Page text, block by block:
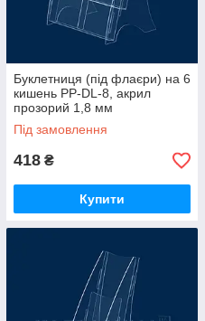
Буклетниця (під флаєри) на 6
кишень PP-DL-8, акрил
прозорий 1,8 мм
Під замовлення
418 ₴
Купити